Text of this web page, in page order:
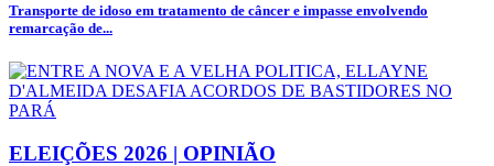
Transporte de idoso em tratamento de câncer e impasse envolvendo
remarcação de...
ELEIÇÕES 2026 | OPINIÃO